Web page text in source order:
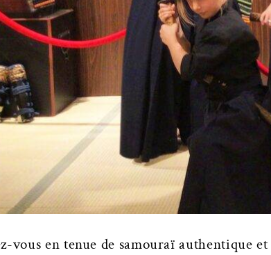
vous en tenue de samouraï authentique